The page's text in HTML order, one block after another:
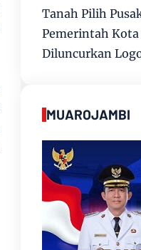
Tanah Pilih
Pemerintah Kota
Diluncurkan
MUAROJAMBI